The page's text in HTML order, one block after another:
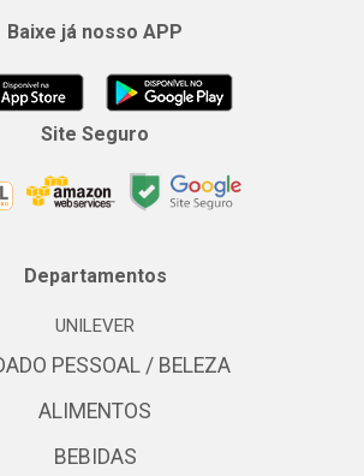
Baixe já nosso APP
Site Seguro
Departamentos
UNILEVER
PESSOAL / BELEZA
ALIMENTOS
BEBIDAS